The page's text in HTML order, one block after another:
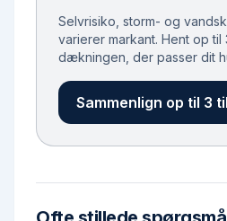
Selvrisiko, storm- og
varierer markant. Hent op
dækningen, der passer dit
Sammenlign op til 3